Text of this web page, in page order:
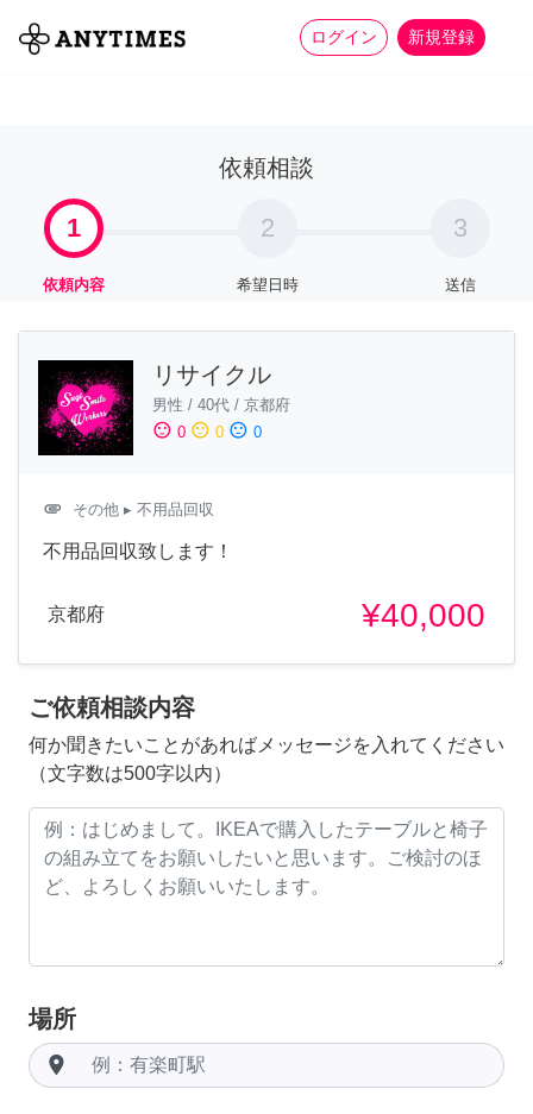
ログイン 新規登録
全て 家事 more_horiz
依頼相談
1
依頼内容
2
希望日時
3
送信
リサイクル
男性 / 40代 / 京都府
sentiment_satisfied 0 sentiment_neutral 0 sentiment_dissatisfied 0
attachment その他 ▸ 不用品回収
不用品回収致します！
京都府 ¥40,000
ご依頼相談内容
何か聞きたいことがあればメッセージを入れてください
（文字数は500字以内）
場所
room